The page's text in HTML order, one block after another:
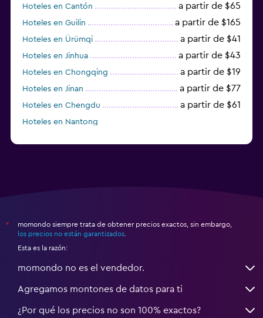
Hoteles en Cantón a partir de $65
Hoteles en Guilin a partir de $165
Hoteles en Ürümqi a partir de $41
Hoteles en Jinhua a partir de $43
Hoteles en Chongqing a partir de $19
Hoteles en Jinan a partir de $77
Hoteles en Chengdu a partir de $61
Hoteles en Nantong
*
momondo siempre trata de obtener precios exactos, sin embargo,
los precios no están garantizados
Esta es la razón:
momondo no es el vendedor.
Agregamos montones de datos para ti
¿Por qué los precios no son 100% exactos?